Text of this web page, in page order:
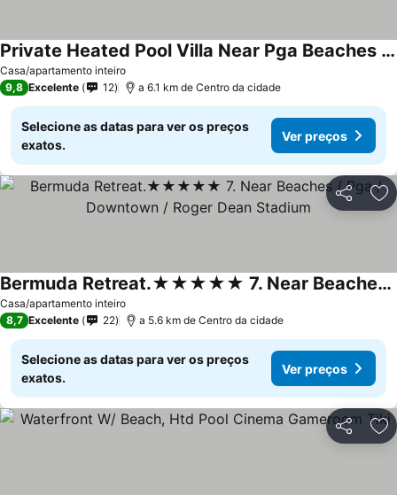
Casa/apartamento inteiro
Private Heated Pool Villa Near Pga Beaches Waterpark Roger Dean Stadium Fitteam Ballpark Gardens Mall
9,8 Excelente 12 a 6.1 km de Centro da cidade
Selecione as datas para ver os preços
exatos.
Ver preços
Partilhar
Casa/apartamento inteiro
Bermuda Retreat.★★★★★ 7. Near Beaches / Pga / Downtown / Roger Dean Stadium
8,7 Excelente 22 a 5.6 km de Centro da cidade
Selecione as datas para ver os preços
exatos.
Ver preços
Partilhar